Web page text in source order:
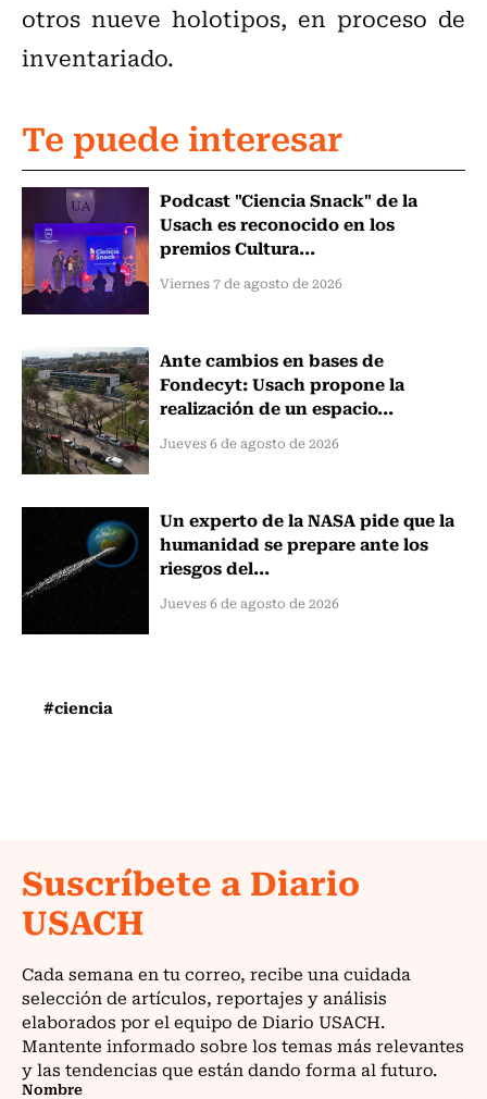
otros nueve holotipos, en proceso de
inventariado.
Te puede interesar
Podcast "Ciencia Snack" de la
Usach es reconocido en los
premios Cultura...
Viernes 7 de agosto de 2026
Ante cambios en bases de
Fondecyt: Usach propone la
realización de un espacio...
Jueves 6 de agosto de 2026
Un experto de la NASA pide que la
humanidad se prepare ante los
riesgos del...
Jueves 6 de agosto de 2026
#ciencia